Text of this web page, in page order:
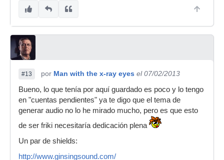
#13 por Man with the x-ray eyes el 07/02/2013
Bueno, lo que tenía por aquí guardado es poco y lo tengo
en "cuentas pendientes" ya te digo que el tema de
generar audio no lo he mirado mucho, pero es que esto
de ser friki necesitaría dedicación plena
Un par de shields:
http://www.ginsingsound.com/